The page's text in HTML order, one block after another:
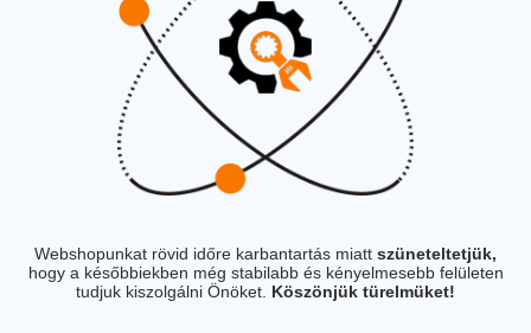
Webshopunkat rövid időre karbantartás miatt szüneteltetjük,
hogy a későbbiekben még stabilabb és kényelmesebb felületen
tudjuk kiszolgálni Önöket. Köszönjük türelmüket!